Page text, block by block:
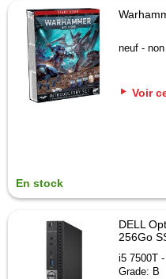
neuf -
Voir
En stock
DELL
256Go
i5 7500T
Grade: B